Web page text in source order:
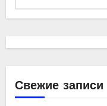
Свежие записи